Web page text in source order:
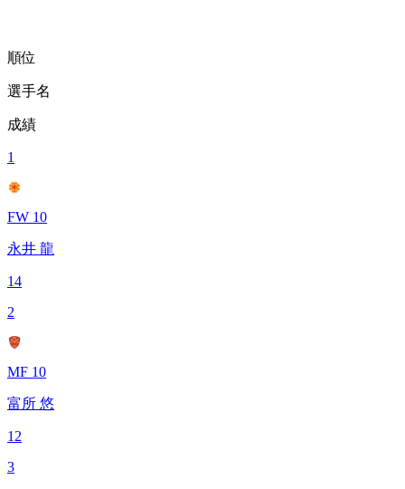
順位
選手名
成績
1
FW 10
永井 龍
14
2
MF 10
富所 悠
12
3